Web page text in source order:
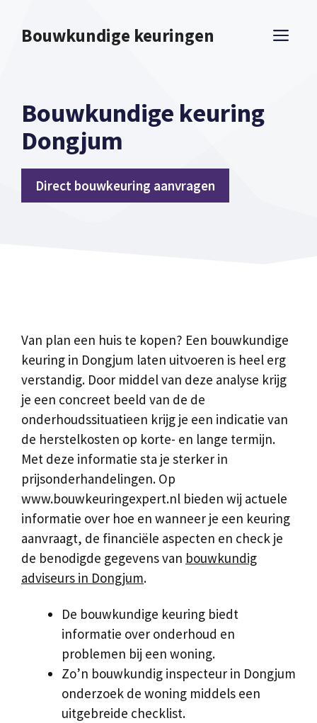
naarBouwkundige keuringen
Bouwkundige keuring
Dongjum
Direct bouwkeuring aanvragen
Van plan een huis te kopen? Een bouwkundige
keuring in Dongjum laten uitvoeren is heel erg
verstandig. Door middel van deze analyse krijg
je een concreet beeld van de de
onderhoudssituatieen krijg je een indicatie van
de herstelkosten op korte- en lange termijn.
Met deze informatie sta je sterker in
prijsonderhandelingen. Op
www.bouwkeuringexpert.nl bieden wij actuele
informatie over hoe en wanneer je een keuring
aanvraagt, de financiële aspecten en check je
de benodigde gegevens van bouwkundig
adviseurs in Dongjum.
De bouwkundige keuring biedt
informatie over onderhoud en
problemen bij een woning.
Zo’n bouwkundig inspecteur in Dongjum
onderzoek de woning middels een
uitgebreide checklist.